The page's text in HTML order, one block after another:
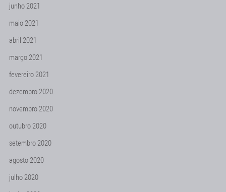
junho 2021
maio 2021
abril 2021
março 2021
fevereiro 2021
dezembro 2020
novembro 2020
outubro 2020
setembro 2020
agosto 2020
julho 2020